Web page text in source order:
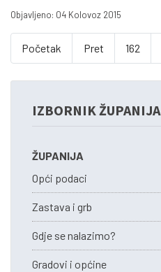
Objavljeno: 04 Kolovoz 2015
Početak Pret 162
IZBORNIK ŽUPANIJA
ŽUPANIJA
Opći podaci
Zastava i grb
Gdje se nalazimo?
Gradovi i općine